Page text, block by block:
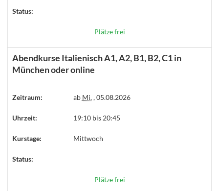
Status:
Plätze frei
Abendkurse Italienisch A1, A2, B1, B2, C1 in
München oder online
Zeitraum: ab Mi., 05.08.2026
Uhrzeit: 19:10 bis 20:45
Kurstage: Mittwoch
Status:
Plätze frei